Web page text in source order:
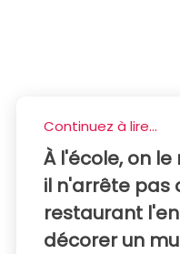
Continuez à lire...
À l'école, on
il n'arrête pas
restaurant
décorer un